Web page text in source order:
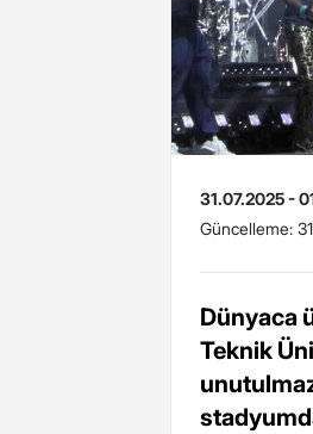
31.07.2025 -
Güncelleme:
Dünyaca
Teknik